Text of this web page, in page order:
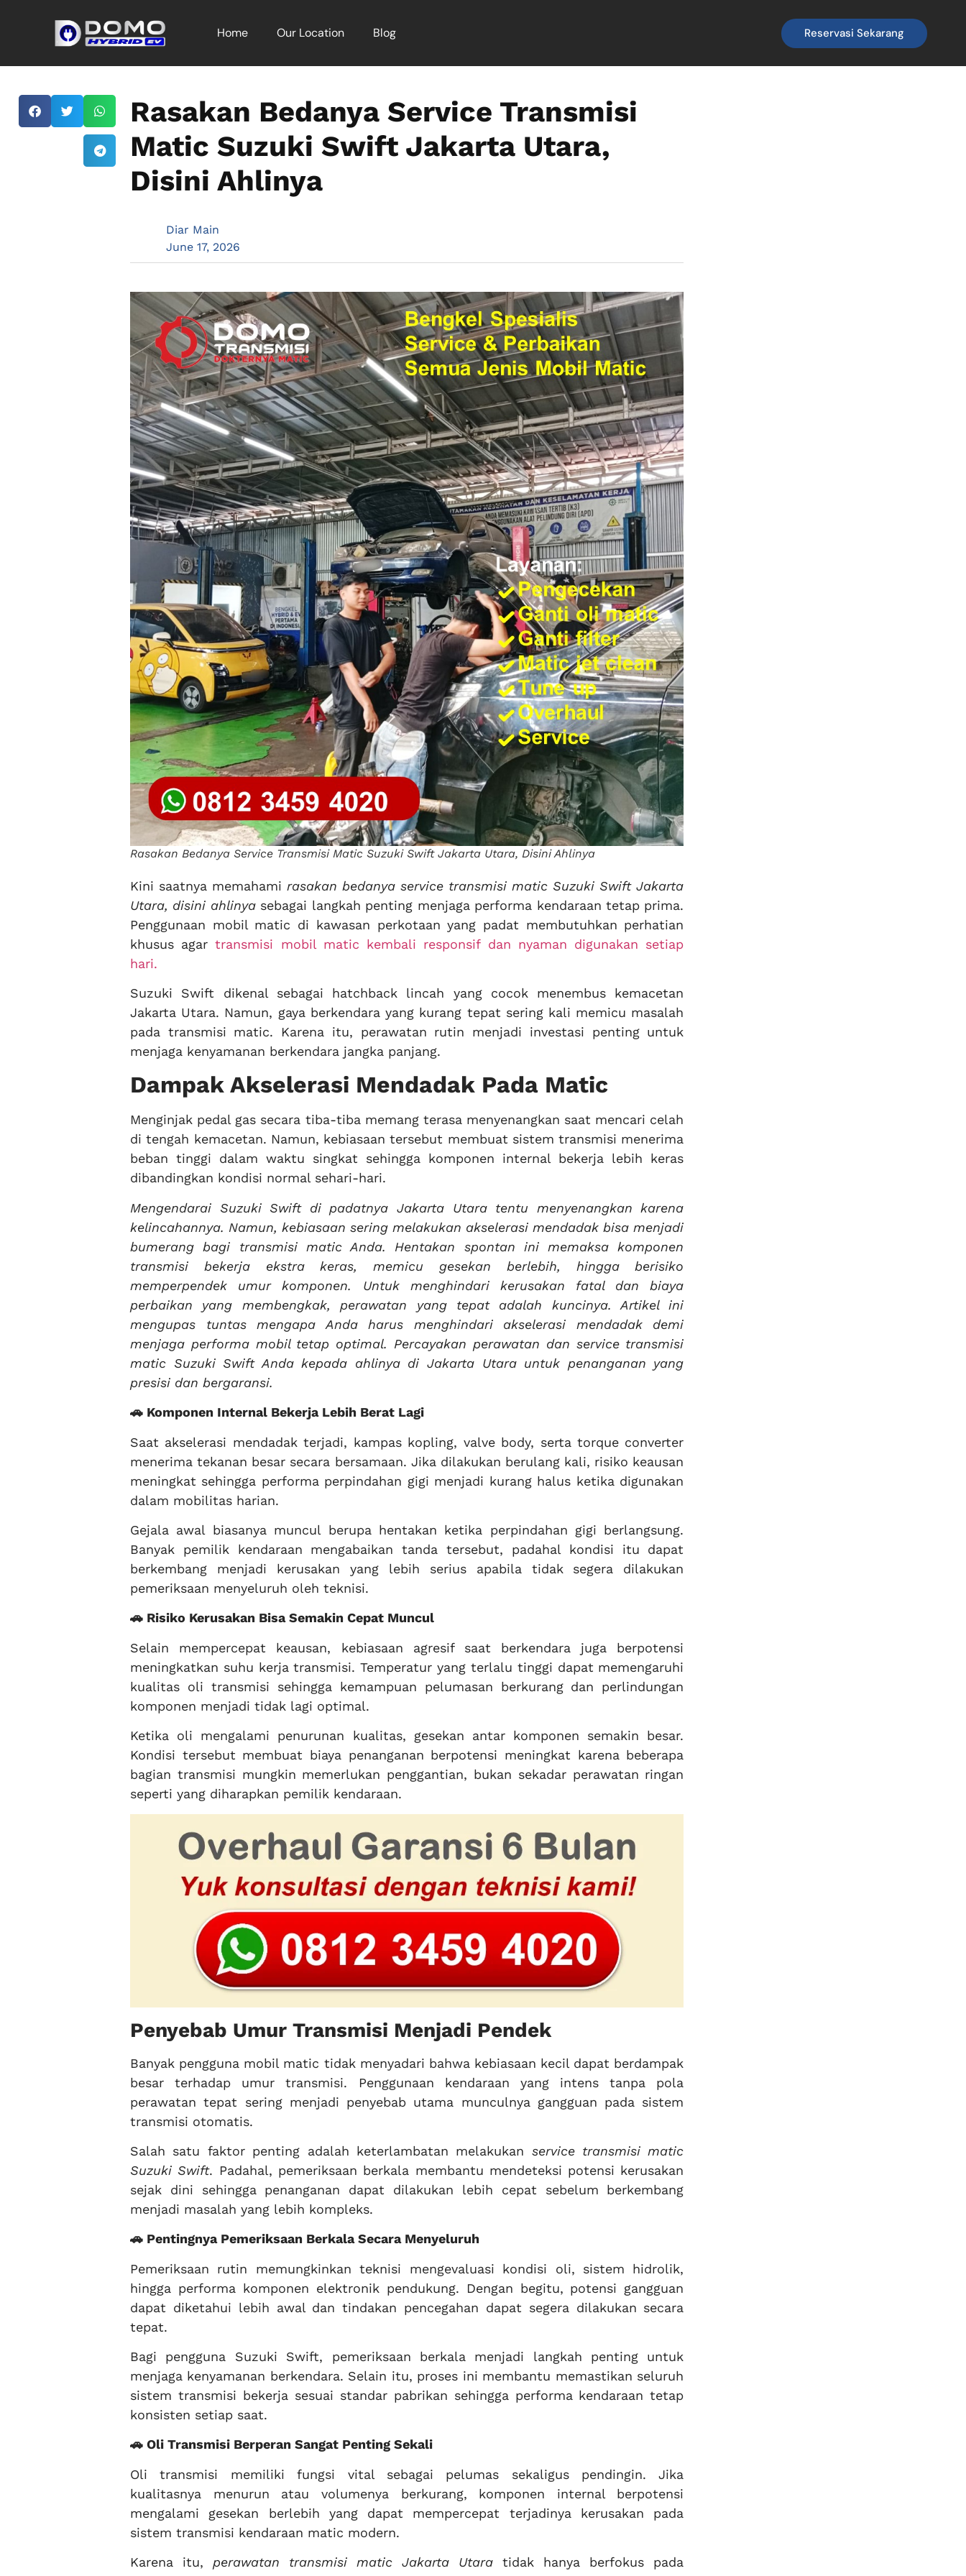
Home Our Location Blog Reservasi Sekarang
Rasakan Bedanya Service Transmisi
Matic Suzuki Swift Jakarta Utara,
Disini Ahlinya
Diar Main
June 17, 2026
Rasakan Bedanya Service Transmisi Matic Suzuki Swift Jakarta Utara, Disini Ahlinya
Kini saatnya memahami rasakan bedanya service transmisi matic Suzuki Swift Jakarta
Utara, disini ahlinyasebagai langkah penting menjaga performa kendaraan tetap prima.
Penggunaan mobil matic di kawasan perkotaan yang padat membutuhkan perhatian
khusus agartransmisi mobil matic kembali responsif dan nyaman digunakan setiap
hari.
Suzuki Swift dikenal sebagai hatchback lincah yang cocok menembus kemacetan
Jakarta Utara. Namun, gaya berkendara yang kurang tepat sering kali memicu masalah
pada transmisi matic. Karena itu, perawatan rutin menjadi investasi penting untuk
menjaga kenyamanan berkendara jangka panjang.
Dampak Akselerasi Mendadak Pada Matic
Menginjak pedal gas secara tiba-tiba memang terasa menyenangkan saat mencari celah
di tengah kemacetan. Namun, kebiasaan tersebut membuat sistem transmisi menerima
beban tinggi dalam waktu singkat sehingga komponen internal bekerja lebih keras
dibandingkan kondisi normal sehari-hari.
Mengendarai Suzuki Swift di padatnya Jakarta Utara tentu menyenangkan karena
kelincahannya. Namun, kebiasaan sering melakukan akselerasi mendadak bisa menjadi
bumerang bagi transmisi matic Anda. Hentakan spontan ini memaksa komponen
transmisi bekerja ekstra keras, memicu gesekan berlebih, hingga berisiko
memperpendek umur komponen. Untuk menghindari kerusakan fatal dan biaya
perbaikan yang membengkak, perawatan yang tepat adalah kuncinya. Artikel ini
mengupas tuntas mengapa Anda harus menghindari akselerasi mendadak demi
menjaga performa mobil tetap optimal. Percayakan perawatan dan service transmisi
matic Suzuki Swift Anda kepada ahlinya di Jakarta Utara untuk penanganan yang
presisi dan bergaransi.
🚗 Komponen Internal Bekerja Lebih Berat Lagi
Saat akselerasi mendadak terjadi, kampas kopling, valve body, serta torque converter
menerima tekanan besar secara bersamaan. Jika dilakukan berulang kali, risiko keausan
meningkat sehingga performa perpindahan gigi menjadi kurang halus ketika digunakan
dalam mobilitas harian.
Gejala awal biasanya muncul berupa hentakan ketika perpindahan gigi berlangsung.
Banyak pemilik kendaraan mengabaikan tanda tersebut, padahal kondisi itu dapat
berkembang menjadi kerusakan yang lebih serius apabila tidak segera dilakukan
pemeriksaan menyeluruh oleh teknisi.
🚗 Risiko Kerusakan Bisa Semakin Cepat Muncul
Selain mempercepat keausan, kebiasaan agresif saat berkendara juga berpotensi
meningkatkan suhu kerja transmisi. Temperatur yang terlalu tinggi dapat memengaruhi
kualitas oli transmisi sehingga kemampuan pelumasan berkurang dan perlindungan
komponen menjadi tidak lagi optimal.
Ketika oli mengalami penurunan kualitas, gesekan antar komponen semakin besar.
Kondisi tersebut membuat biaya penanganan berpotensi meningkat karena beberapa
bagian transmisi mungkin memerlukan penggantian, bukan sekadar perawatan ringan
seperti yang diharapkan pemilik kendaraan.
Penyebab Umur Transmisi Menjadi Pendek
Banyak pengguna mobil matic tidak menyadari bahwa kebiasaan kecil dapat berdampak
besar terhadap umur transmisi. Penggunaan kendaraan yang intens tanpa pola
perawatan tepat sering menjadi penyebab utama munculnya gangguan pada sistem
transmisi otomatis.
Salah satu faktor penting adalah keterlambatan melakukan service transmisi matic
Suzuki Swift. Padahal, pemeriksaan berkala membantu mendeteksi potensi kerusakan
sejak dini sehingga penanganan dapat dilakukan lebih cepat sebelum berkembang
menjadi masalah yang lebih kompleks.
🚗 Pentingnya Pemeriksaan Berkala Secara Menyeluruh
Pemeriksaan rutin memungkinkan teknisi mengevaluasi kondisi oli, sistem hidrolik,
hingga performa komponen elektronik pendukung. Dengan begitu, potensi gangguan
dapat diketahui lebih awal dan tindakan pencegahan dapat segera dilakukan secara
tepat.
Bagi pengguna Suzuki Swift, pemeriksaan berkala menjadi langkah penting untuk
menjaga kenyamanan berkendara. Selain itu, proses ini membantu memastikan seluruh
sistem transmisi bekerja sesuai standar pabrikan sehingga performa kendaraan tetap
konsisten setiap saat.
🚗 Oli Transmisi Berperan Sangat Penting Sekali
Oli transmisi memiliki fungsi vital sebagai pelumas sekaligus pendingin. Jika
kualitasnya menurun atau volumenya berkurang, komponen internal berpotensi
mengalami gesekan berlebih yang dapat mempercepat terjadinya kerusakan pada
sistem transmisi kendaraan matic modern.
Karena itu,perawatan transmisi matic Jakarta Utara tidak hanya berfokus pada